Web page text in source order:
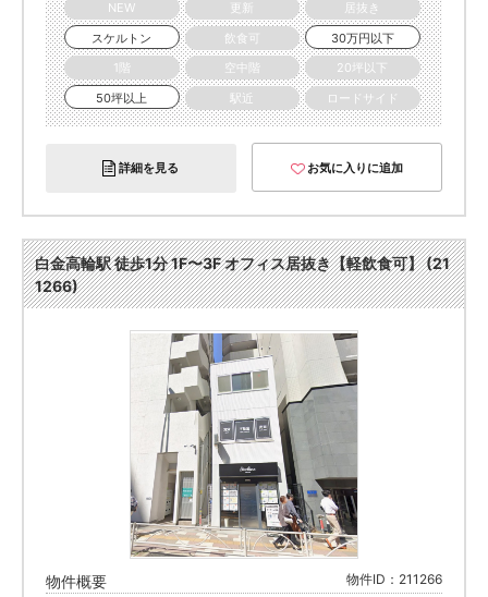
NEW
更新
居抜き
スケルトン
飲食可
30万円以下
1階
空中階
20坪以下
50坪以上
駅近 ロードサイド
詳細を見る お気に入りに追加
白金高輪駅 徒歩1分 1F〜3F オフィス居抜き【軽飲食可】 (21
1266)
物件概要 物件ID：211266